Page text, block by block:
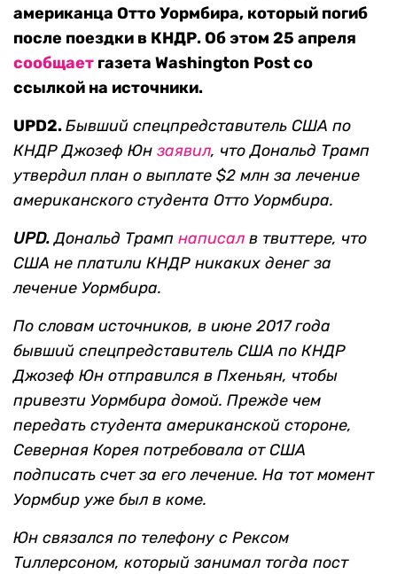
американца Отто Уормбира, который погиб
после поездки в КНДР. Об этом 25 апреля
сообщает газета Washington Post со
ссылкой на источники.
UPD2.Бывший спецпредставитель США по
КНДР Джозеф Юн заявил, что Дональд Трамп
утвердил план о выплате $2 млн за лечение
американского студента Отто Уормбира.
UPD. Дональд Трамп написал в твиттере, что
США не платили КНДР никаких денег за
лечение Уормбира.
По словам источников, в июне 2017 года
бывший спецпредставитель США по КНДР
Джозеф Юн отправился в Пхеньян, чтобы
привезти Уормбира домой. Прежде чем
передать студента американской стороне,
Северная Корея потребовала от США
подписать счет за его лечение. На тот момент
Уормбир уже был в коме.
Юн связался по телефону с Рексом
Тиллерсоном, который занимал тогда пост